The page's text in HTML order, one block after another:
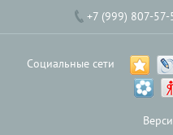
+7 (999) 807-57-
Социальные сети